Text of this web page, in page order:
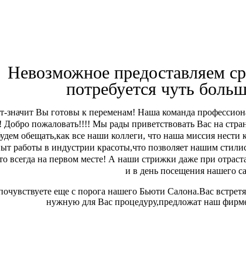
Невозможное предоставляем
потребуется чуть
Вы готовы к переменам! Наша команда
Добро пожаловать!!!! Мы рады приветствовать Вас на
обещать,как все наши коллеги, что наша миссия
работы в индустрии красоты,что позволяет нашим
всегда на первом месте! А наши стрижки даже при
и в день посещения нашего
еще с порога нашего Бьюти Салона.Вас
нужную для Вас процедуру,предложат наш